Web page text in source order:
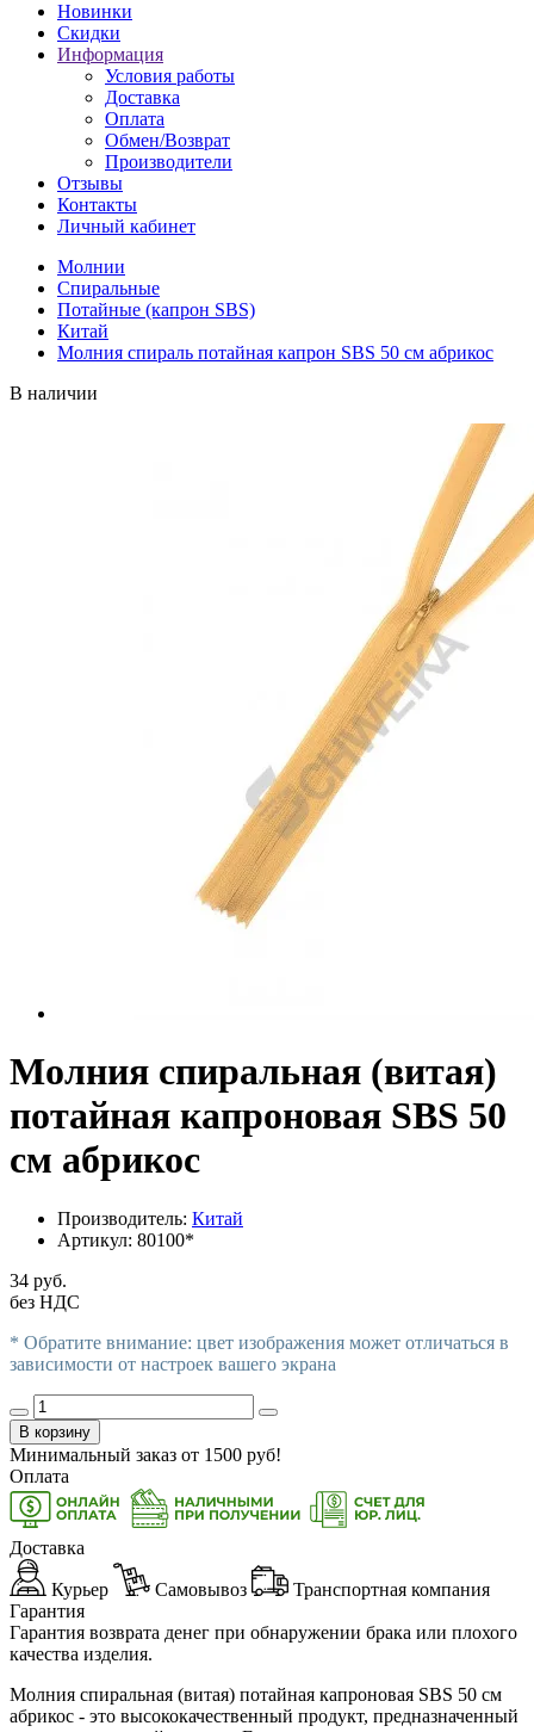
Новинки
Скидки
Информация
Условия работы
Доставка
Оплата
Обмен/Возврат
Производители
Отзывы
Контакты
Личный кабинет
Молнии
Спиральные
Потайные (капрон SBS)
Китай
Молния спираль потайная капрон SBS 50 см абрикос
В наличии
Молния спиральная (витая)
потайная капроновая SBS 50
см абрикос
Производитель: Китай
Артикул: 80100*
34 руб.
без НДС
* Обратите внимание: цвет изображения может отличаться в
зависимости от настроек вашего экрана
В корзину
Минимальный заказ от 1500 руб!
Оплата
Доставка
Курьер Самовывоз
Транспортная компания
Гарантия
Гарантия возврата денег при обнаружении брака или плохого
качества изделия.
Молния спиральная (витая) потайная капроновая SBS 50 см
абрикос - это высококачественный продукт, предназначенный